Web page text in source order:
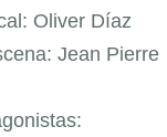
Oliver Díaz
Jean Pierre